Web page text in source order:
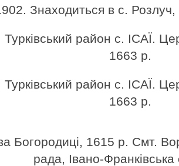
Знаходиться в с. Розлуч,
Турківський район с. ІСАЇ.
1663 р.
Турківський район с. ІСАЇ.
1663 р.
Богородиці, 1615 р. Смт.
рада, Івано-Франківська